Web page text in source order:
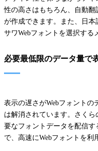
性の高さはもちろん、自動
が作成できます。また、日
サワWebフォントを選択する
必要最低限のデータ量で
表示の遅さがWebフォント
は解消されています。さくら
要なフォントデータを配信
で、高速にWebフォントを利